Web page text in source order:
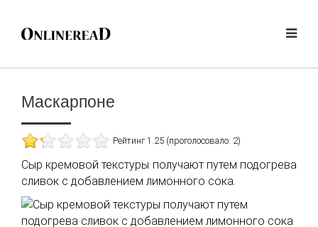
Маскарпоне
Рейтинг 1.25 (проголосовало: 2)
Сыр кремовой текстуры получают путем подогрева
сливок с добавлением лимонного сока.